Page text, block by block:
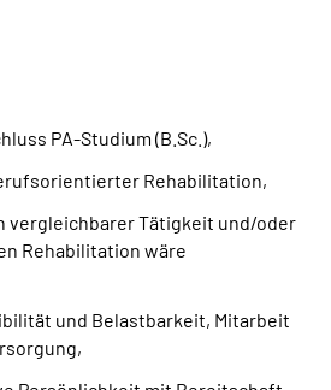
PA‐Studium (B.Sc.),
Rehabilitation,
vergleichbarer Tätigkeit und/oder
Rehabilitation wäre
und Belastbarkeit, Mitarbeit